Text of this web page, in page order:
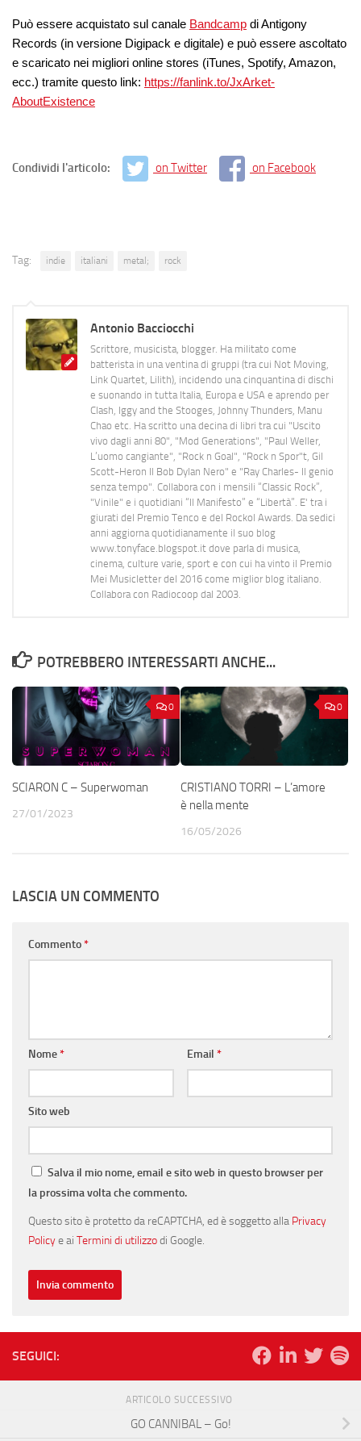
Può essere acquistato sul canale Bandcamp di Antigony
Records (in versione Digipack e digitale) e può essere ascoltato
e scaricato nei migliori online stores (iTunes, Spotify, Amazon,
ecc.) tramite questo link: https://fanlink.to/JxArket-
AboutExistence
Condividi l'articolo: on Twitter on Facebook
Tag: indie italiani metal; rock
Antonio Bacciocchi
Scrittore, musicista, blogger. Ha militato come
batterista in una ventina di gruppi (tra cui Not Moving,
Link Quartet, Lilith), incidendo una cinquantina di dischi
e suonando in tutta Italia, Europa e USA e aprendo per
Clash, Iggy and the Stooges, Johnny Thunders, Manu
Chao etc. Ha scritto una decina di libri tra cui "Uscito
vivo dagli anni 80", "Mod Generations", "Paul Weller,
L’uomo cangiante", "Rock n Goal", "Rock n Spor"t, Gil
Scott-Heron Il Bob Dylan Nero" e "Ray Charles- Il genio
senza tempo". Collabora con i mensili “Classic Rock”,
"Vinile" e i quotidiani “Il Manifesto” e “Libertà”. E' tra i
giurati del Premio Tenco e del Rockol Awards. Da sedici
anni aggiorna quotidianamente il suo blog
www.tonyface.blogspot.it dove parla di musica,
cinema, culture varie, sport e con cui ha vinto il Premio
Mei Musicletter del 2016 come miglior blog italiano.
Collabora con Radiocoop dal 2003.
POTREBBERO INTERESSARTI ANCHE...
0
SCIARON C – Superwoman
27/01/2023
0
CRISTIANO TORRI – L’amore
è nella mente
16/05/2026
LASCIA UN COMMENTO
Commento*
Nome* Email *
Sito web
Salva il mio nome, email e sito web in questo browser per
la prossima volta che commento.
Questo sito è protetto da reCAPTCHA, ed è soggetto alla Privacy
Policye ai Termini di utilizzodi Google.
SEGUICI:
ARTICOLO SUCCESSIVO
GO CANNIBAL – Go!